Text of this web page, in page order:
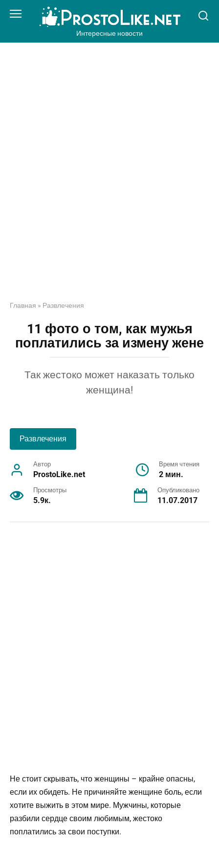
Интересные новости
Главная » Развлечения
11 фото о том, как мужья
поплатились за измену жене
Так жестоко может наказать только
женщина!
Развлечения
Автор
ProstoLike.net
Время чтения
2 мин.
Просмотры
5.9к.
Опубликовано
11.07.2017
Не стоит скрывать, что женщины – крайне опасны,
если их обидеть. Не причиняйте женщине боль, если
хотите выжить в этом мире. Мужчины, которые
разбили сердце своим любимым, жестоко
поплатились за свои поступки.